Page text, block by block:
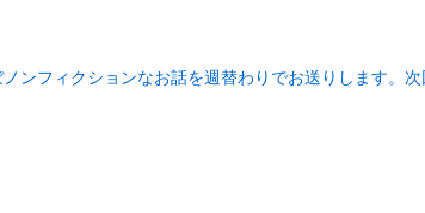
ンフィクションなお話を週替わりでお送りします。